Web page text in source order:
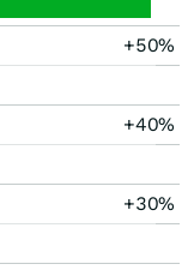
+50%
+40%
+30%